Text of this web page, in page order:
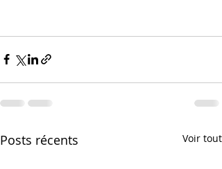
Posts récents Voir tout